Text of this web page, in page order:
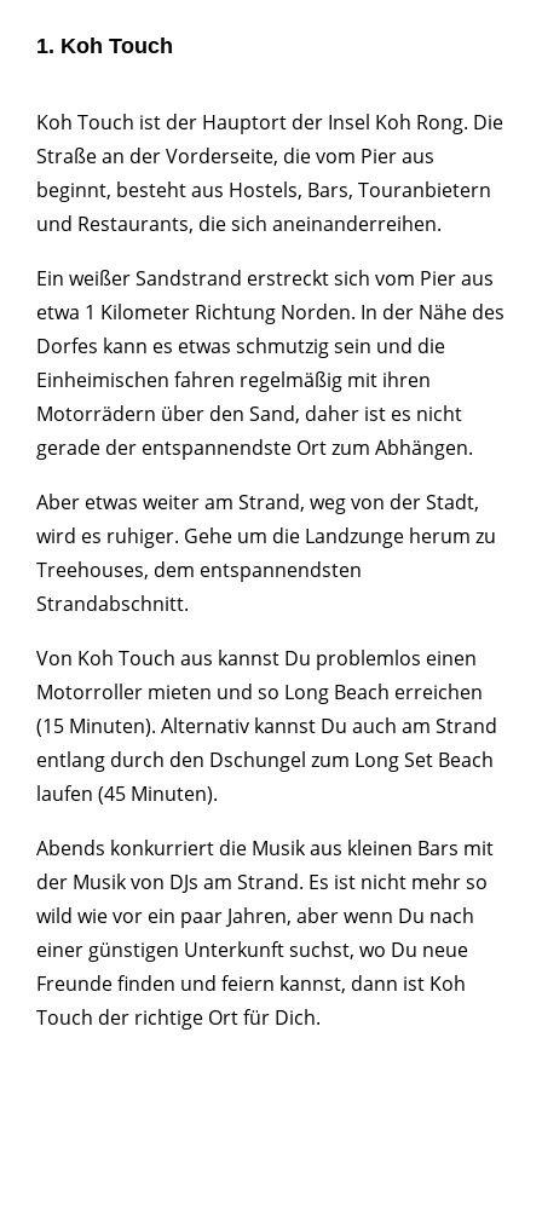
1. Koh Touch
Koh Touch ist der Hauptort der Insel Koh Rong. Die
Straße an der Vorderseite, die vom Pier aus
beginnt, besteht aus Hostels, Bars, Touranbietern
und Restaurants, die sich aneinanderreihen.
Ein weißer Sandstrand erstreckt sich vom Pier aus
etwa 1 Kilometer Richtung Norden. In der Nähe des
Dorfes kann es etwas schmutzig sein und die
Einheimischen fahren regelmäßig mit ihren
Motorrädern über den Sand, daher ist es nicht
gerade der entspannendste Ort zum Abhängen.
Aber etwas weiter am Strand, weg von der Stadt,
wird es ruhiger. Gehe um die Landzunge herum zu
Treehouses, dem entspannendsten
Strandabschnitt.
Von Koh Touch aus kannst Du problemlos einen
Motorroller mieten und so Long Beach erreichen
(15 Minuten). Alternativ kannst Du auch am Strand
entlang durch den Dschungel zum Long Set Beach
laufen (45 Minuten).
Abends konkurriert die Musik aus kleinen Bars mit
der Musik von DJs am Strand. Es ist nicht mehr so ​​
wild wie vor ein paar Jahren, aber wenn Du nach
einer günstigen Unterkunft suchst, wo Du neue
Freunde finden und feiern kannst, dann ist Koh
Touch der richtige Ort für Dich.